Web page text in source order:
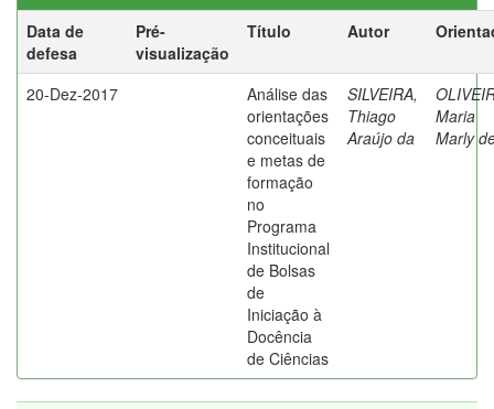
Data de
defesa
Pré-
visualização
Título Autor
20-Dez-2017
Análise das
orientações
conceituais
e metas de
formação
no
Programa
Institucional
de Bolsas
de
Iniciação à
Docência
de Ciências
SILVEIRA,
Thiago
Araújo da
Maria
Marly